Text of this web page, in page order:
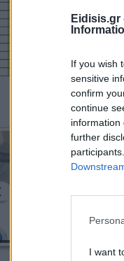
Eidisis.gr
If you wish
sensitive
confirm
continue
information
further
I want